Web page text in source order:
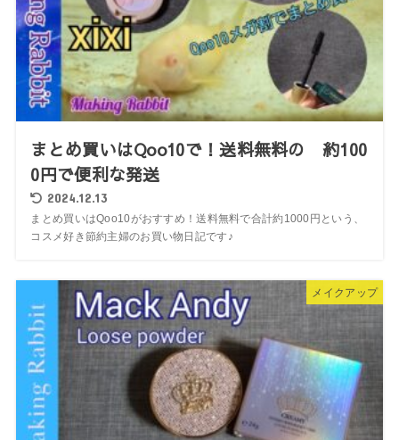
まとめ買いはQoo10で！送料無料の 約100
0円で便利な発送
2024.12.13
まとめ買いはQoo10がおすすめ！送料無料で合計約1000円という、
コスメ好き節約主婦のお買い物日記です♪
メイクアップ